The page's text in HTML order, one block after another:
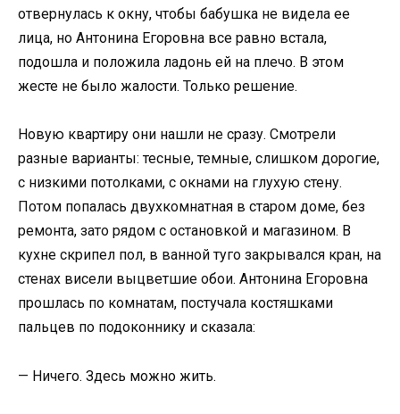
отвернулась к окну, чтобы бабушка не видела ее
лица, но Антонина Егоровна все равно встала,
подошла и положила ладонь ей на плечо. В этом
жесте не было жалости. Только решение.
Новую квартиру они нашли не сразу. Смотрели
разные варианты: тесные, темные, слишком дорогие,
с низкими потолками, с окнами на глухую стену.
Потом попалась двухкомнатная в старом доме, без
ремонта, зато рядом с остановкой и магазином. В
кухне скрипел пол, в ванной туго закрывался кран, на
стенах висели выцветшие обои. Антонина Егоровна
прошлась по комнатам, постучала костяшками
пальцев по подоконнику и сказала:
— Ничего. Здесь можно жить.